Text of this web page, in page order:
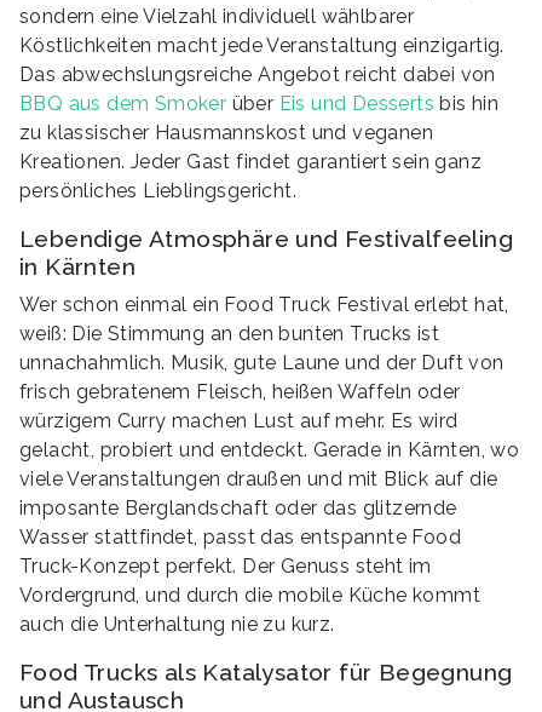
sondern eine Vielzahl individuell wählbarer
Köstlichkeiten macht jede Veranstaltung einzigartig.
Das abwechslungsreiche Angebot reicht dabei von
BBQ aus dem Smoker über Eis und Desserts bis hin
zu klassischer Hausmannskost und veganen
Kreationen. Jeder Gast findet garantiert sein ganz
persönliches Lieblingsgericht.
Lebendige Atmosphäre und Festivalfeeling
in Kärnten
Wer schon einmal ein Food Truck Festival erlebt hat,
weiß: Die Stimmung an den bunten Trucks ist
unnachahmlich. Musik, gute Laune und der Duft von
frisch gebratenem Fleisch, heißen Waffeln oder
würzigem Curry machen Lust auf mehr. Es wird
gelacht, probiert und entdeckt. Gerade in Kärnten, wo
viele Veranstaltungen draußen und mit Blick auf die
imposante Berglandschaft oder das glitzernde
Wasser stattfindet, passt das entspannte Food
Truck-Konzept perfekt. Der Genuss steht im
Vordergrund, und durch die mobile Küche kommt
auch die Unterhaltung nie zu kurz.
Food Trucks als Katalysator für Begegnung
und Austausch